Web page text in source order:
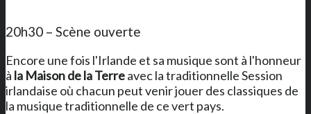
20h30 – Scène ouverte
Encore une fois l'Irlande et sa musique sont à l'honneur
à la Maison de la Terreavec la traditionnelle Session
irlandaise où chacun peut venir jouer des classiques de
la musique traditionnelle de ce vert pays.